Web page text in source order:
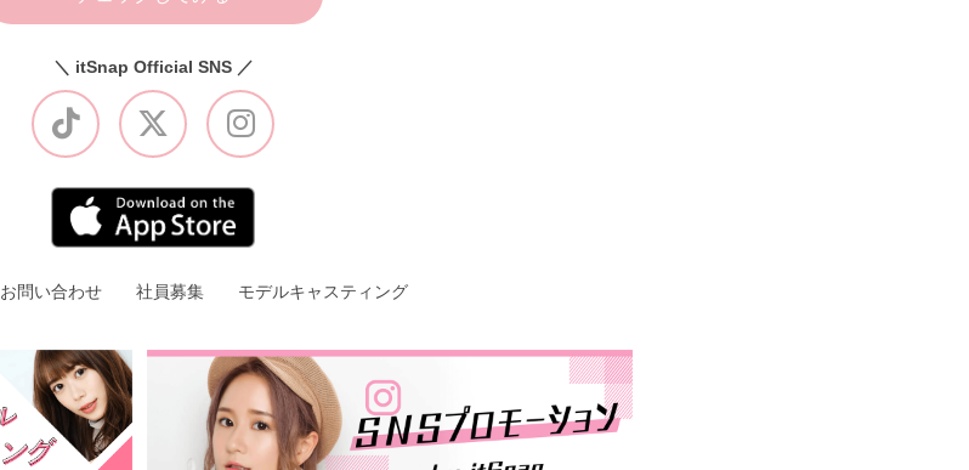
＼ itSnap Official SNS ／
お問い合わせ 社員募集 モデルキャスティング